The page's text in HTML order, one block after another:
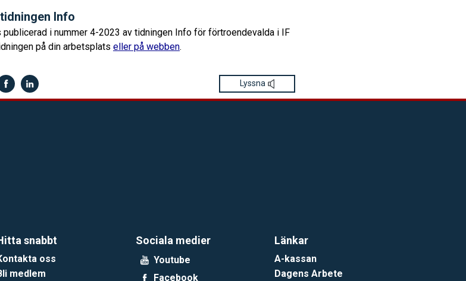
Info
publicerad i nummer 4-2023 av tidningen Info för förtroendevalda i IF
på din arbetsplats eller på webben.
Lyssna
snabbt
oss
medlem
Sociala medier
Youtube
Facebook
Länkar
A-kassan
Dagens Arbete